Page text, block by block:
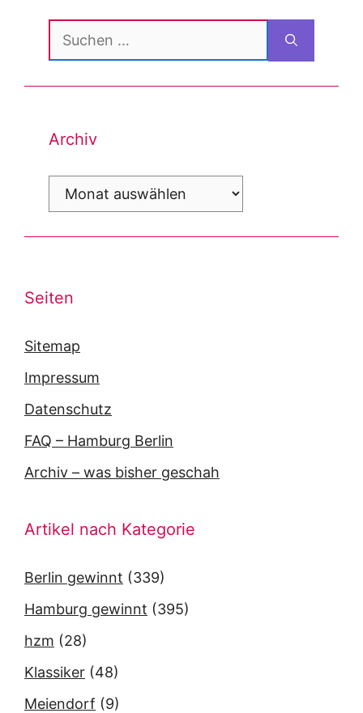
Suchen
nach:
Archiv
Archiv
Seiten
Sitemap
Impressum
Datenschutz
FAQ – Hamburg Berlin
Archiv – was bisher geschah
Artikel nach Kategorie
Berlin gewinnt (339)
Hamburg gewinnt (395)
hzm (28)
Klassiker (48)
Meiendorf (9)